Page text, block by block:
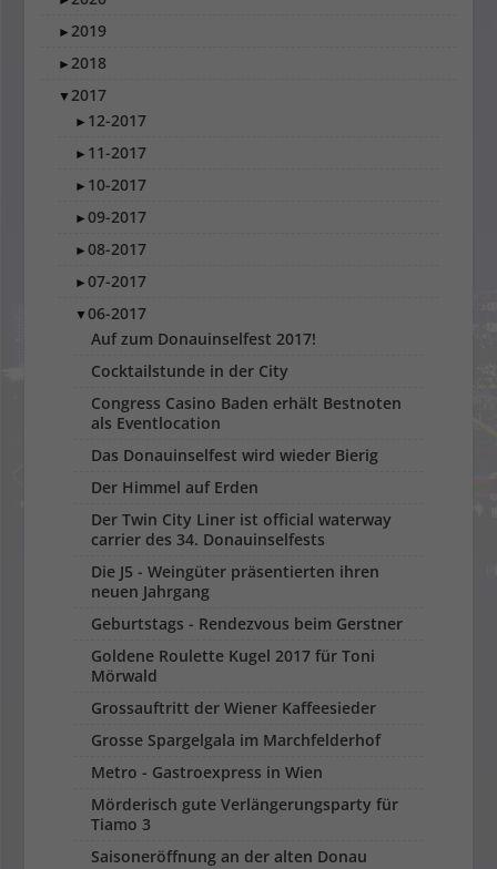
►2019
►2018
▼2017
► 12-2017
► 11-2017
► 10-2017
►09-2017
►08-2017
►07-2017
▼06-2017
Auf zum Donauinselfest 2017!
Cocktailstunde in der City
Congress Casino Baden erhält Bestnoten
als Eventlocation
Das Donauinselfest wird wieder Bierig
Der Himmel auf Erden
Der Twin City Liner ist official waterway
carrier des 34. Donauinselfests
Die J5 - Weingüter präsentierten ihren
neuen Jahrgang
Geburtstags - Rendezvous beim Gerstner
Goldene Roulette Kugel 2017 für Toni
Mörwald
Grossauftritt der Wiener Kaffeesieder
Grosse Spargelgala im Marchfelderhof
Metro - Gastroexpress in Wien
Mörderisch gute Verlängerungsparty für
Tiamo 3
Saisoneröffnung an der alten Donau